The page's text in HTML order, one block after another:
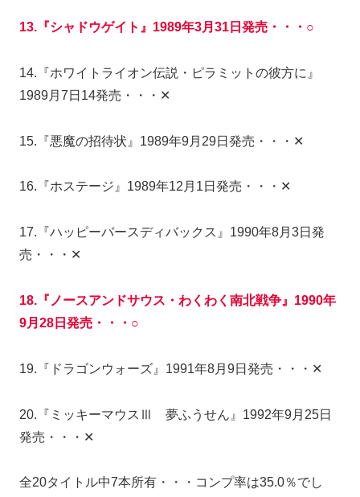
13.『シャドウゲイト』1989年3月31日発売・・・○
14.『ホワイトライオン伝説・ピラミットの彼方に』
1989月7日14発売・・・✕
15.『悪魔の招待状』1989年9月29日発売・・・✕
16.『ホステージ』1989年12月1日発売・・・✕
17.『ハッピーバースディバックス』1990年8月3日発
売・・・✕
18.『ノースアンドサウス・わくわく南北戦争』1990年
9月28日発売・・・○
19.『ドラゴンウォーズ』1991年8月9日発売・・・✕
20.『ミッキーマウスⅢ 夢ふうせん』1992年9月25日
発売・・・✕
全20タイトル中7本所有・・・コンプ率は35.0％でし